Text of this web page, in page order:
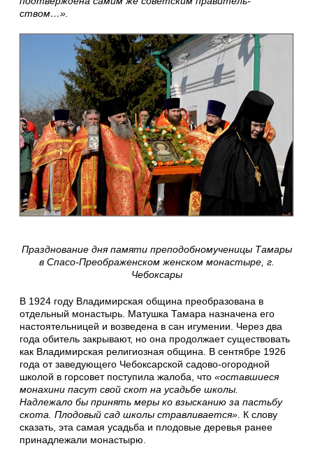
ством…».
Празднование дня памяти преподобномученицы Тамары
в Спасо-Преображенском женском монастыре, г.
Чебоксары
В 1924 году Владимирская община преобразована в
отдельный монастырь. Матушка Тамара назначена его
настоятельницей и возведена в сан игумении. Через два
года обитель закрывают, но она продолжает существовать
как Владимирская религиозная община. В сентябре 1926
года от заведующего Чебоксарской садово-огородной
школой в горсовет поступила жалоба, что «оставшиеся
монахини пасут свой скот на усадьбе школы.
Надлежало бы принять меры ко взысканию за пастьбу
скота. Плодовый сад школы стравливается». К слову
сказать, эта самая усадьба и плодовые деревья ранее
принадлежали монастырю.